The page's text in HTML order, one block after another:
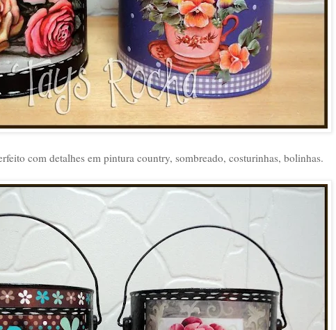
com detalhes em pintura country, sombreado, costurinhas, bolinhas.